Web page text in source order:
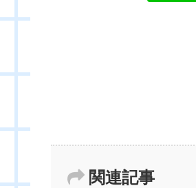
関連記事